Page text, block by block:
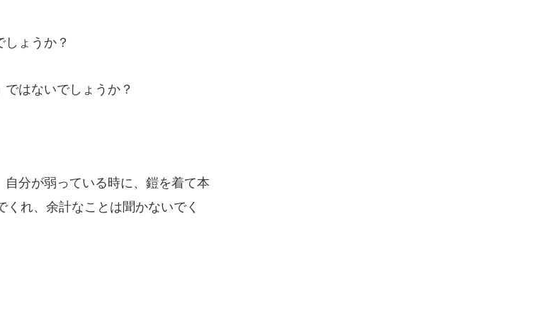
ょうか？
はないでしょうか？
分が弱っている時に、鎧を着て本
れ、余計なことは聞かないでく